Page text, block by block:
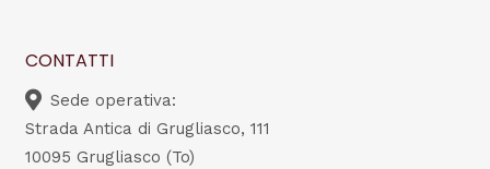
CONTATTI
Sede operativa:
Strada Antica di Grugliasco, 111
10095 Grugliasco (To)